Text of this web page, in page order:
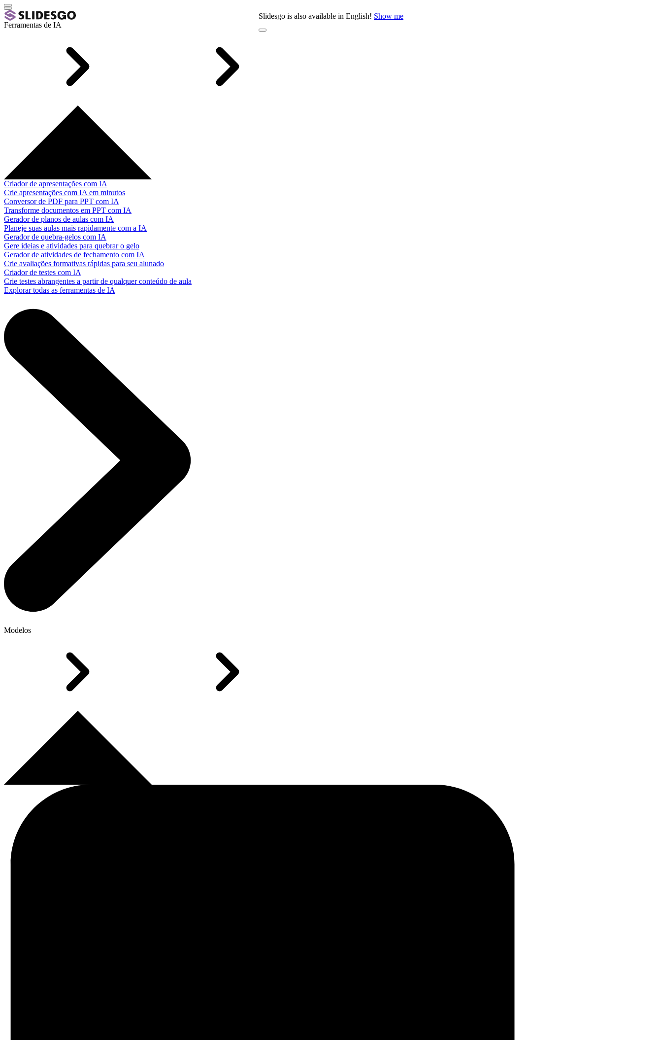
Slidesgo is also available in English! Show me
Ferramentas de IA
Criador de apresentações com IA
Crie apresentações com IA em minutos
Conversor de PDF para PPT com IA
Transforme documentos em PPT com IA
Gerador de planos de aulas com IA
Planeje suas aulas mais rapidamente com a IA
Gerador de quebra-gelos com IA
Gere ideias e atividades para quebrar o gelo
Gerador de atividades de fechamento com IA
Crie avaliações formativas rápidas para seu alunado
Criador de testes com IA
Crie testes abrangentes a partir de qualquer conteúdo de aula
Explorar todas as ferramentas de IA
Modelos